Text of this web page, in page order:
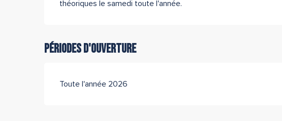
théoriques le samedi toute l'année.
Périodes d'ouverture
Toute l'année 2026